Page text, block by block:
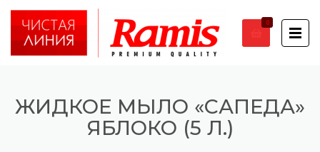
0
ЖИДКОЕ МЫЛО «САПЕДА»
ЯБЛОКО (5 Л.)